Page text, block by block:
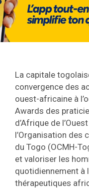
La capitale
convergence des
ouest-africaine à
Awards des
d’Afrique de
l’Organisation des
du Togo (OCMH-
et valoriser les
quotidiennement à
thérapeutiques